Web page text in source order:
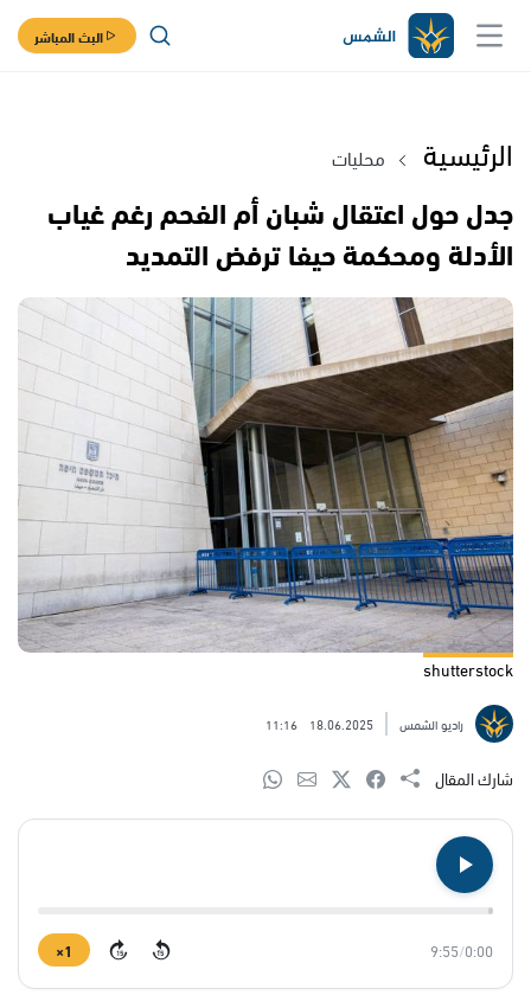
البث المباشر
الرئيسية محليات
جدل حول اعتقال شبان أم الفحم رغم غياب
الأدلة ومحكمة حيفا ترفض التمديد
shutterstock
راديو الشمس 18.06.2025
11:16
شارك المقال
0:00
/
9:55
15
15
1×